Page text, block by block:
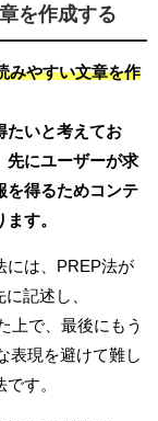
を作成する
みやすい文章を作
たいと考えてお
先にユーザーが求
を得るためコンテ
す。
には、PREP法が
記述し、
上で、最後にもう
表現を避けて難し
す。